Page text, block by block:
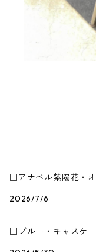
□アナベル紫陽花・
2026/7/6
□ブルー・キャスケ